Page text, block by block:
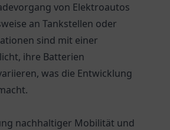
von Elektroautos
an Tankstellen oder
sind mit einer
ihre Batterien
was die Entwicklung
nachhaltiger Mobilität und